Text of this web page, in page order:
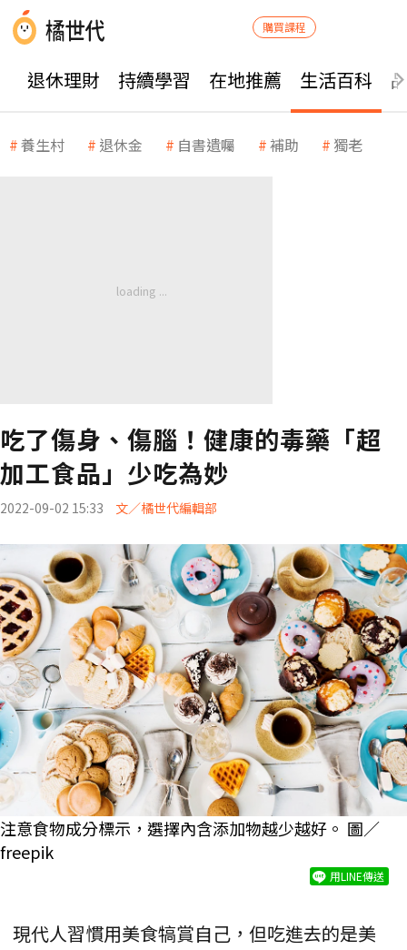
購買課程
退休理財 持續學習 在地推薦 生活百科
養生村 退休金 自書遺囑 補助 獨老
吃了傷身、傷腦！健康的毒藥「超
加工食品」少吃為妙
2022-09-02 15:33 文／橘世代編輯部
注意食物成分標示，選擇內含添加物越少越好。 圖／
freepik
用LINE傳送
現代人習慣用美食犒賞自己，但吃進去的是美